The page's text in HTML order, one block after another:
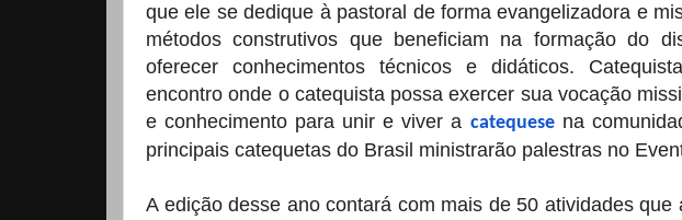
que ele se dedique à pastoral de forma evangelizadora e
métodos construtivos que beneficiam na formação do
oferecer conhecimentos técnicos e didáticos.
encontro onde o catequista possa exercer sua vocação
e conhecimento para unir e viver a catequesena
principais catequetas do Brasil ministrarão palestras no
A edição desse ano contará com mais de 50 atividades